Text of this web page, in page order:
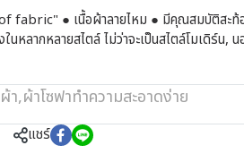
fabric" ● เนื้อผ้าลายไหม ● มีคุณสมบัติสะท้
นหลากหลายสไตล์ ไม่ว่าจะเป็นสไตล์โมเดิร์น,
ผ้า,ผ้าโซฟาทำความสะอาดง่าย
แชร์